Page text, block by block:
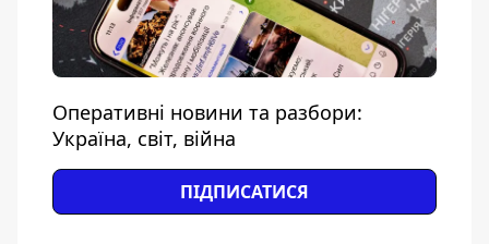
Оперативні новини та разбори:
Україна, світ, війна
ПІДПИСАТИСЯ